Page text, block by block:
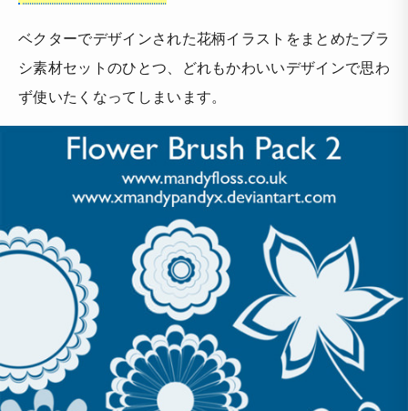
ベクターでデザインされた花柄イラストをまとめたブラ
シ素材セットのひとつ、どれもかわいいデザインで思わ
ず使いたくなってしまいます。